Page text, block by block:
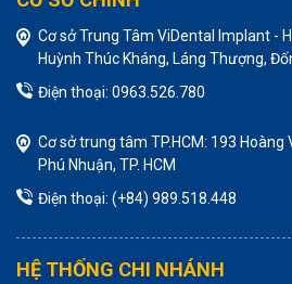
Cơ sở Trung Tâm ViDental Implant -
Huỳnh Thúc Kháng, Láng Thượng,
Điện thoại: 0963.526.780
Cơ sở trung tâm TP.HCM: 193 Hoàng
Phú Nhuận, TP. HCM
Điện thoại: (+84) 989.518.448
HỆ THỐNG CHI NHÁNH